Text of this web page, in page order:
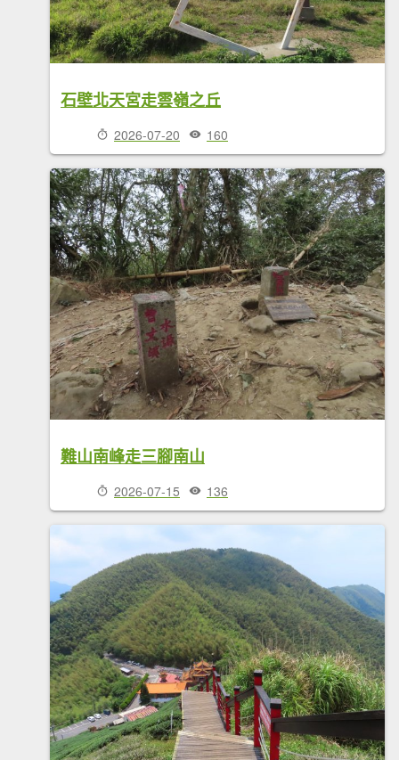
石壁北天宮走雲嶺之丘
2026-07-20 160
難山南峰走三腳南山
2026-07-15 136